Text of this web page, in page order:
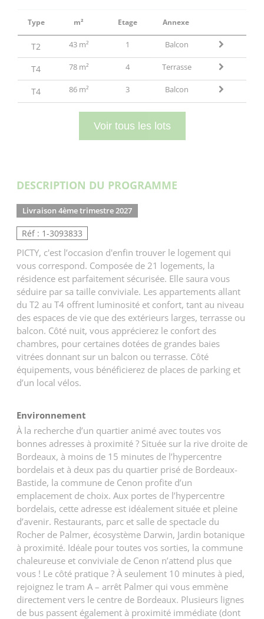
Type m² Etage Annexe
T2 43 m² 1 Balcon
T4 78 m² 4 Terrasse
T4 86 m² 3 Balcon
Voir tous les lots
DESCRIPTION DU PROGRAMME
Livraison 4ème trimestre 2027
Réf : 1-3093833
PICTY, c'est l’occasion d'enfin trouver le logement qui
vous correspond. Composée de 21 logements, la
résidence est parfaitement sécurisée. Elle saura vous
séduire par sa taille conviviale. Les appartements allant
du T2 au T4 offrent luminosité et confort, tant au niveau
des espaces de vie que des extérieurs larges, terrasse ou
balcon. Côté nuit, vous apprécierez le confort des
chambres, pour certaines dotées de grandes baies
vitrées donnant sur un balcon ou terrasse. Côté
équipements, vous bénéficierez de places de parking et
d’un local vélos.
Environnement
À la recherche d’un quartier animé avec toutes vos
bonnes adresses à proximité ? Située sur la rive droite de
Bordeaux, à moins de 15 minutes de l’hypercentre
bordelais et à deux pas du quartier prisé de Bordeaux-
Bastide, la commune de Cenon profite d’un
emplacement de choix. Aux portes de l’hypercentre
bordelais, cette adresse est idéalement située et pleine
d’avenir. Restaurants, parc et salle de spectacle du
Rocher de Palmer, écosystème Darwin, Jardin botanique
à proximité. Idéale pour toutes vos sorties, la commune
chaleureuse et conviviale de Cenon n’attend plus que
vous ! Le côté pratique ? À seulement 10 minutes à pied,
rejoignez le tram A – arrêt Palmer qui vous emmène
directement vers le centre de Bordeaux. Plusieurs lignes
de bus passent également à proximité immédiate (dont